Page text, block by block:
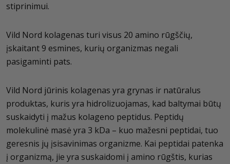
stiprinimui.
Vild Nord kolagenas turi visus 20 amino rūgščių,
įskaitant 9 esmines, kurių organizmas negali
pasigaminti pats.
Vild Nord jūrinis kolagenas yra grynas ir natūralus
produktas, kuris yra hidrolizuojamas, kad baltymai būtų
suskaidyti į mažus kolageno peptidus. Peptidų
molekulinė masė yra 3 kDa – kuo mažesni peptidai, tuo
geresnis jų įsisavinimas organizme. Kai peptidai patenka
į organizmą, jie yra suskaidomi į amino rūgštis, kurias